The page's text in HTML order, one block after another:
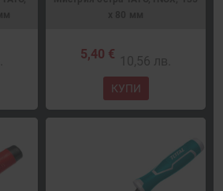
5,40 € 10,56 лв.
КУПИ